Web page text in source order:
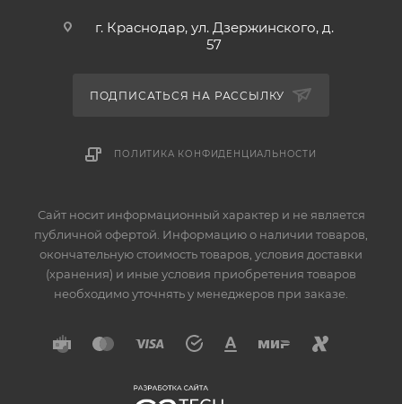
г. Краснодар, ул. Дзержинского, д.
57
ПОДПИСАТЬСЯ НА РАССЫЛКУ
ПОЛИТИКА КОНФИДЕНЦИАЛЬНОСТИ
Сайт носит информационный характер и не является
публичной офертой. Информацию о наличии товаров,
окончательную стоимость товаров, условия доставки
(хранения) и иные условия приобретения товаров
необходимо уточнять у менеджеров при заказе.